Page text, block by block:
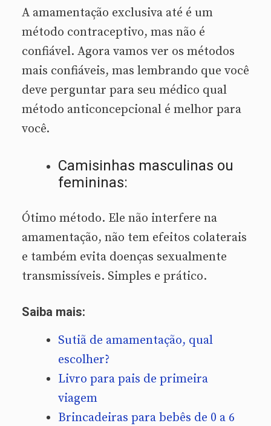
A amamentação exclusiva até é um
método contraceptivo, mas não é
confiável. Agora vamos ver os métodos
mais confiáveis, mas lembrando que você
deve perguntar para seu médico qual
método anticoncepcional é melhor para
você.
Camisinhas masculinas ou
femininas:
Ótimo método. Ele não interfere na
amamentação, não tem efeitos colaterais
e também evita doenças sexualmente
transmissíveis. Simples e prático.
Saiba mais:
Sutiã de amamentação, qual
escolher?
Livro para pais de primeira
viagem
Brincadeiras para bebês de 0 a 6